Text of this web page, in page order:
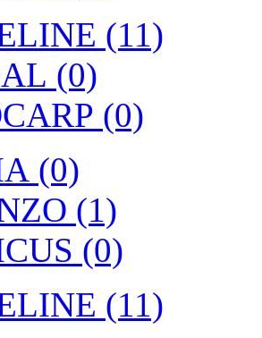
(11)
(0)
(0)
(0)
(1)
(0)
(11)